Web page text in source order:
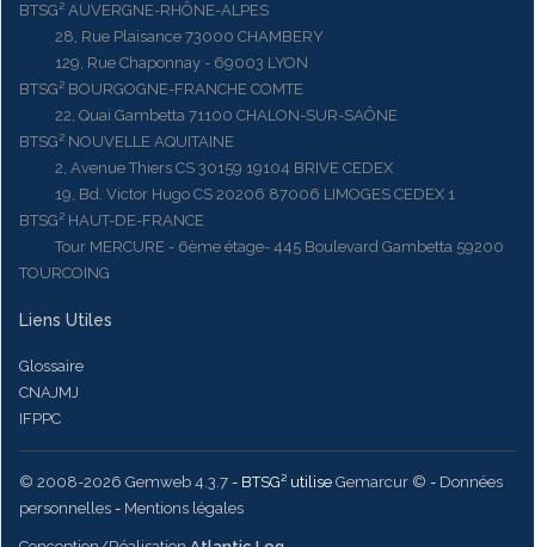
BTSG² AUVERGNE-RHÔNE-ALPES
28, Rue Plaisance 73000 CHAMBERY
129, Rue Chaponnay - 69003 LYON
BTSG² BOURGOGNE-FRANCHE COMTE
22, Quai Gambetta 71100 CHALON-SUR-SAÔNE
BTSG² NOUVELLE AQUITAINE
2, Avenue Thiers CS 30159 19104 BRIVE CEDEX
19, Bd. Victor Hugo CS 20206 87006 LIMOGES CEDEX 1
BTSG² HAUT-DE-FRANCE
Tour MERCURE - 6ème étage- 445 Boulevard Gambetta 59200
TOURCOING
Liens Utiles
Glossaire
CNAJMJ
IFPPC
© 2008-2026 Gemweb 4.3.7 - BTSG² utilise Gemarcur © - Données
personnelles - Mentions légales